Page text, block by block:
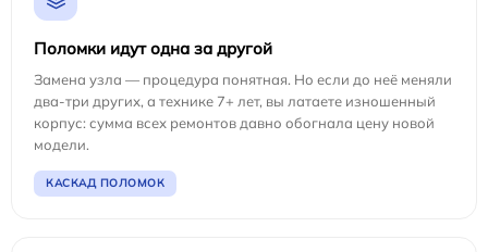
Поломки идут одна за другой
Замена узла — процедура понятная. Но если до неё меняли
два-три других, а технике 7+ лет, вы латаете изношенный
корпус: сумма всех ремонтов давно обогнала цену новой
модели.
КАСКАД ПОЛОМОК